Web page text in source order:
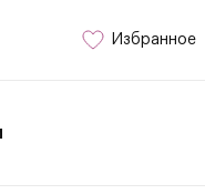
Избранное